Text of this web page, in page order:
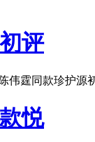
评
霆同款珍护
悦